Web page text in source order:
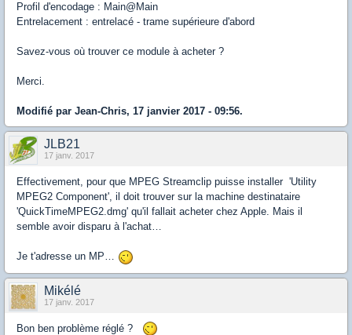
Profil d'encodage : Main@Main
Entrelacement : entrelacé - trame supérieure d'abord
Savez-vous où trouver ce module à acheter ?
Merci.
Modifié par Jean-Chris, 17 janvier 2017 - 09:56.
JLB21
17 janv. 2017
Effectivement, pour que MPEG Streamclip puisse installer 'Utility
MPEG2 Component', il doit trouver sur la machine destinataire
'QuickTimeMPEG2.dmg' qu'il fallait acheter chez Apple. Mais il
semble avoir disparu à l'achat…
Je t'adresse un MP…
Mikélé
17 janv. 2017
Bon ben problème réglé ?